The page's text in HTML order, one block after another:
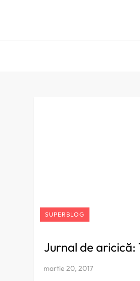
SUPERBLOG
Jurnal de aricică: